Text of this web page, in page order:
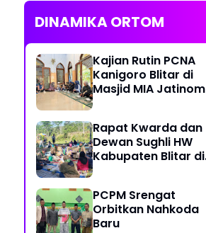
DINAMIKA ORTOM
Kajian Rutin PCNA
Kanigoro Blitar di
Masjid MIA Jatinom
Rapat Kwarda dan
Dewan Sughli HW
Kabupaten Blitar di
PCPM Srengat
Orbitkan Nahkoda
Baru